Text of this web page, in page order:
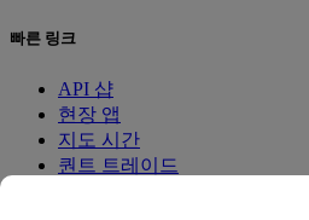
빠른 링크
API 샵
현장 앱
지도 시간
퀀트 트레이드